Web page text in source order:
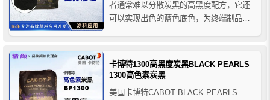
者通常难以分散炭黑的高黑度配方，它还
可以实现出色的蓝色底色，为终端制品提
美学应用和需要深黑色、良好表面质量和
保持机械性能的应用，如汽车、工业和其
卡博特1300高黑度炭黑BLACK PEARLS
1300高色素炭黑
美国卡博特CABOT BLACK PEARLS